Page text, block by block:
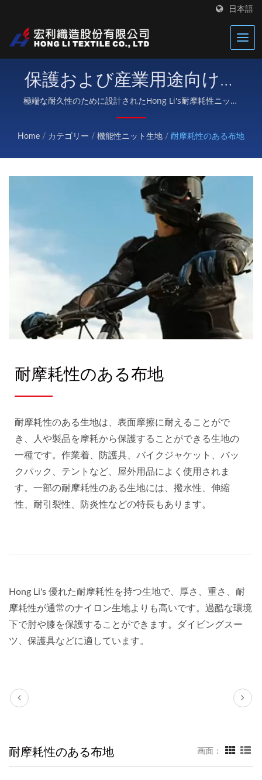
日本語
保護および産業用途向けの
高性能耐摩耗性生地
極端な耐久性のために設計されたHong Li's耐摩耗性ニット
生地は、優れた耐摩耗性を提供します — 保護具、ダイビ
Home / カテゴリー / 機能性ニット生地 / 耐摩耗性のある布地
耐摩耗性のある布地
耐摩耗性のある生地は、表面摩擦に耐えることがで
き、人や製品を摩耗から保護することができる生地の
一種です。作業着、防護具、バイクジャケット、バッ
クパック、テントなど、屋外用品によく使用されま
す。一部の耐摩耗性のある生地には、撥水性、伸縮
性、耐引裂性、防炎性などの特長もあります。
Hong Li's 優れた耐摩耗性を持つ生地で、厚さ、重さ、耐
摩耗性が通常のナイロン生地よりも高いです。過酷な環境
下で肘や膝を保護することができます。ダイビングスー
ツ、保護具などに適しています。
耐摩耗性のある布地 画面：